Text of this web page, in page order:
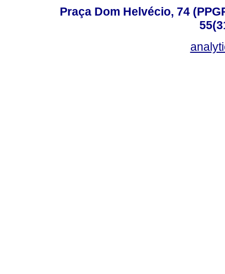
Praça Dom Helvécio, 74